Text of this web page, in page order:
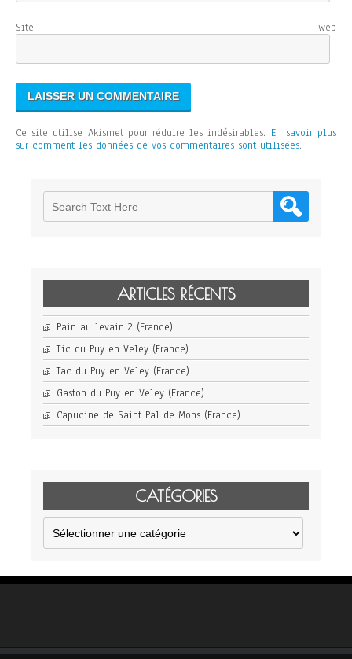
Site web
Ce site utilise Akismet pour réduire les indésirables. En savoir plus
sur comment les données de vos commentaires sont utilisées.
ARTICLES RÉCENTS
Pain au levain 2 (France)
Tic du Puy en Veley (France)
Tac du Puy en Veley (France)
Gaston du Puy en Veley (France)
Capucine de Saint Pal de Mons (France)
CATÉGORIES
Catégories